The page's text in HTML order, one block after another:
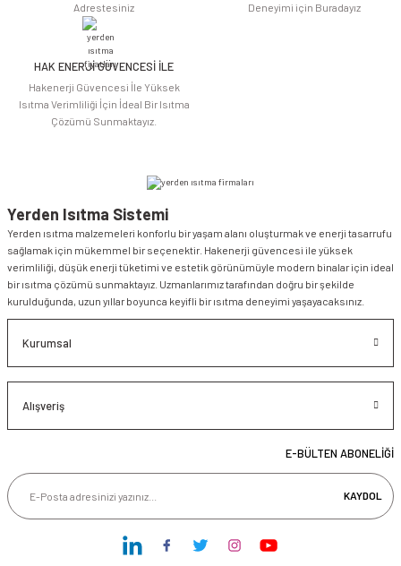
Adrestesiniz
Deneyimi için Buradayız
HAK ENERJİ GÜVENCESİ İLE
Hakenerji Güvencesi İle Yüksek
Isıtma Verimliliği İçin İdeal Bir Isıtma
Çözümü Sunmaktayız.
Yerden Isıtma Sistemi
Yerden ısıtma malzemeleri konforlu bir yaşam alanı oluşturmak ve enerji tasarrufu
sağlamak için mükemmel bir seçenektir. Hakenerji güvencesi ile yüksek
verimliliği, düşük enerji tüketimi ve estetik görünümüyle modern binalar için ideal
bir ısıtma çözümü sunmaktayız. Uzmanlarımız tarafından doğru bir şekilde
kurulduğunda, uzun yıllar boyunca keyifli bir ısıtma deneyimi yaşayacaksınız.
Kurumsal
Alışveriş
E-BÜLTEN ABONELİĞİ
KAYDOL